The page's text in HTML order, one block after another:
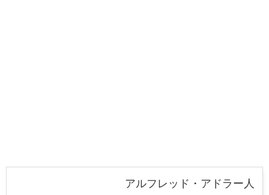
アルフレッド・アドラー人